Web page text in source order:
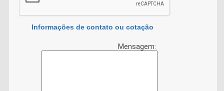
Informações de contato ou cotação
Mensagem: